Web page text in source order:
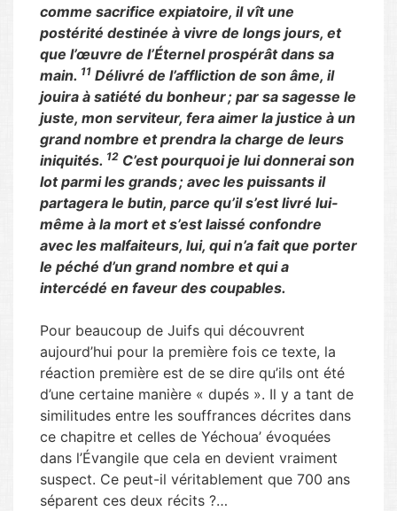
comme sacrifice expiatoire, il vît une
postérité destinée à vivre de longs jours, et
que l’œuvre de l’Éternel prospérât dans sa
main. 11 Délivré de l’affliction de son âme, il
jouira à satiété du bonheur ; par sa sagesse le
juste, mon serviteur, fera aimer la justice à un
grand nombre et prendra la charge de leurs
iniquités. 12 C’est pourquoi je lui donnerai son
lot parmi les grands ; avec les puissants il
partagera le butin, parce qu’il s’est livré lui-
même à la mort et s’est laissé confondre
avec les malfaiteurs, lui, qui n’a fait que porter
le péché d’un grand nombre et qui a
intercédé en faveur des coupables.
Pour beaucoup de Juifs qui découvrent
aujourd’hui pour la première fois ce texte, la
réaction première est de se dire qu’ils ont été
d’une certaine manière « dupés ». Il y a tant de
similitudes entre les souffrances décrites dans
ce chapitre et celles de Yéchoua’ évoquées
dans l’Évangile que cela en devient vraiment
suspect. Ce peut-il véritablement que 700 ans
séparent ces deux récits ?…